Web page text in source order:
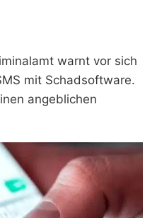
warnt vor sich
mit Schadsoftware.
angeblichen